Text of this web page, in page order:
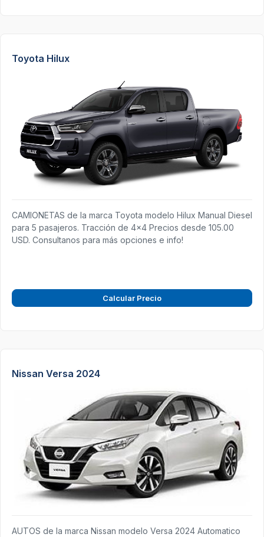
Toyota Hilux
CAMIONETAS de la marca Toyota modelo Hilux Manual Diesel
para 5 pasajeros. Tracción de 4x4 Precios desde 105.00
USD. Consultanos para más opciones e info!
Calcular Precio
Nissan Versa 2024
AUTOS de la marca Nissan modelo Versa 2024 Automatico